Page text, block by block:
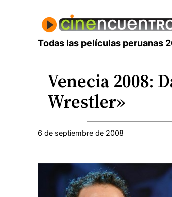
contenidoTodas las películas peruanas
Venecia 2008:
Wrestler»
6 de septiembre de 2008